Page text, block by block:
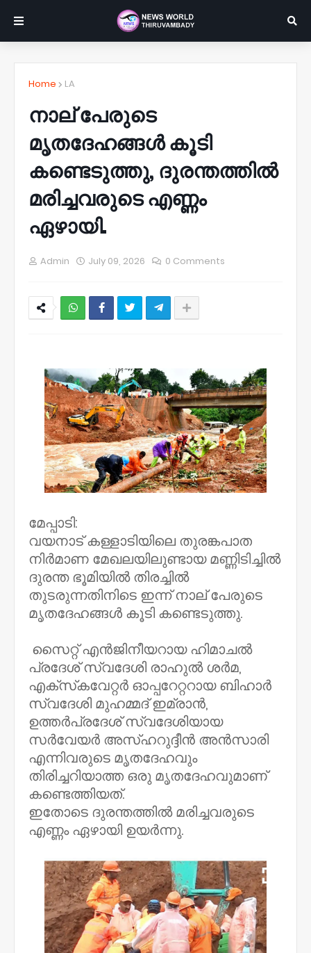
Home LA
നാല് പേരുടെ
മൃതദേഹങ്ങൾ കൂടി
കണ്ടെടുത്തു, ദുരന്തത്തിൽ
മരിച്ചവരുടെ എണ്ണം
ഏഴായി.
Admin July 09, 2026 0 Comments
മേപ്പാടി:
വയനാട് കള്ളാടിയിലെ തുരങ്കപാത
നിർമാണ മേഖലയിലുണ്ടായ മണ്ണിടിച്ചിൽ
ദുരന്ത ഭൂമിയിൽ തിരച്ചിൽ
തുടരുന്നതിനിടെ ഇന്ന് നാല് പേരുടെ
മൃതദേഹങ്ങൾ കൂടി കണ്ടെടുത്തു.
സൈറ്റ് എൻജിനീയറായ ഹിമാചൽ
പ്രദേശ് സ്വദേശി രാഹുൽ ശർമ,
എക്സ‌്കവേറ്റർ ഓപ്പറേറ്ററായ ബിഹാർ
സ്വദേശി മുഹമ്മദ് ഇമ്രാൻ,
ഉത്തർപ്രദേശ് സ്വദേശിയായ
സർവേയർ അസ്ഹറുദ്ദീൻ അൻസാരി
എന്നിവരുടെ മൃതദേഹവും
തിരിച്ചറിയാത്ത ഒരു മൃതദേഹവുമാണ്
കണ്ടെത്തിയത്.
ഇതോടെ ദുരന്തത്തിൽ മരിച്ചവരുടെ
എണ്ണം ഏഴായി ഉയർന്നു.